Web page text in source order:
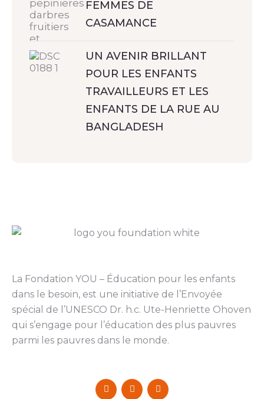
FEMMES DE
CASAMANCE
UN AVENIR BRILLANT
POUR LES ENFANTS
TRAVAILLEURS ET LES
ENFANTS DE LA RUE AU
BANGLADESH
La Fondation YOU – Éducation pour les enfants
dans le besoin, est une initiative de l’Envoyée
spécial de l’UNESCO Dr. h.c. Ute-Henriette Ohoven
qui s’engage pour l’éducation des plus pauvres
parmi les pauvres dans le monde.